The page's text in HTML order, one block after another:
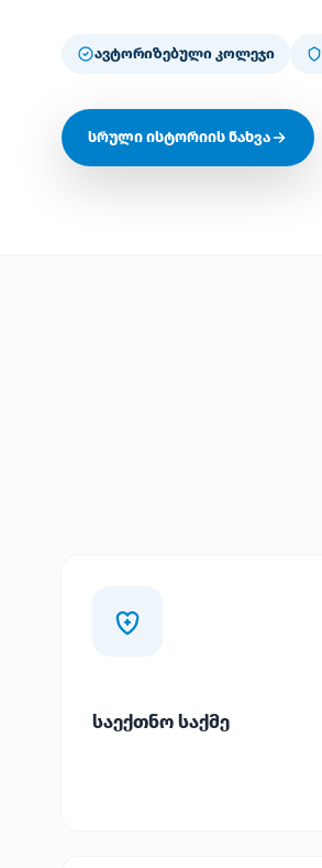
ავტორიზებული კოლეჯი
სრული ისტორიის ნახვა
საექთნო საქმე